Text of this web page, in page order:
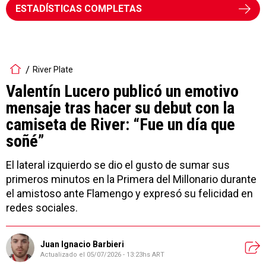
ESTADÍSTICAS COMPLETAS
River Plate
Valentín Lucero publicó un emotivo
mensaje tras hacer su debut con la
camiseta de River: “Fue un día que
soñé”
El lateral izquierdo se dio el gusto de sumar sus
primeros minutos en la Primera del Millonario durante
el amistoso ante Flamengo y expresó su felicidad en
redes sociales.
Juan Ignacio Barbieri
Actualizado el 05/07/2026 - 13:23hs ART